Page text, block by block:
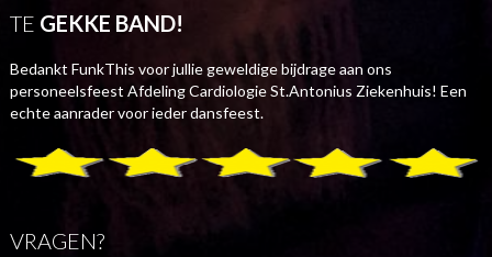
TE GEKKE BAND!
Bedankt FunkThis voor jullie geweldige bijdrage aan ons
personeelsfeest Afdeling Cardiologie St.Antonius Ziekenhuis! Een
echte aanrader voor ieder dansfeest.
VRAGEN?